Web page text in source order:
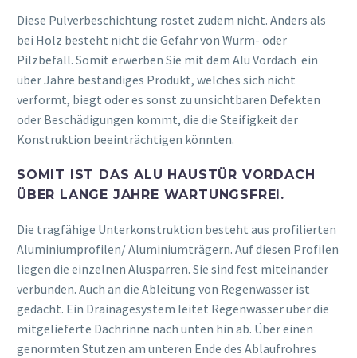
Diese Pulverbeschichtung rostet zudem nicht. Anders als
bei Holz besteht nicht die Gefahr von Wurm- oder
Pilzbefall. Somit erwerben Sie mit dem Alu Vordach ein
über Jahre beständiges Produkt, welches sich nicht
verformt, biegt oder es sonst zu unsichtbaren Defekten
oder Beschädigungen kommt, die die Steifigkeit der
Konstruktion beeinträchtigen könnten.
SOMIT IST DAS ALU HAUSTÜR VORDACH
ÜBER LANGE JAHRE WARTUNGSFREI.
Die tragfähige Unterkonstruktion besteht aus profilierten
Aluminiumprofilen/ Aluminiumträgern. Auf diesen Profilen
liegen die einzelnen Alusparren. Sie sind fest miteinander
verbunden. Auch an die Ableitung von Regenwasser ist
gedacht. Ein Drainagesystem leitet Regenwasser über die
mitgelieferte Dachrinne nach unten hin ab. Über einen
genormten Stutzen am unteren Ende des Ablaufrohres